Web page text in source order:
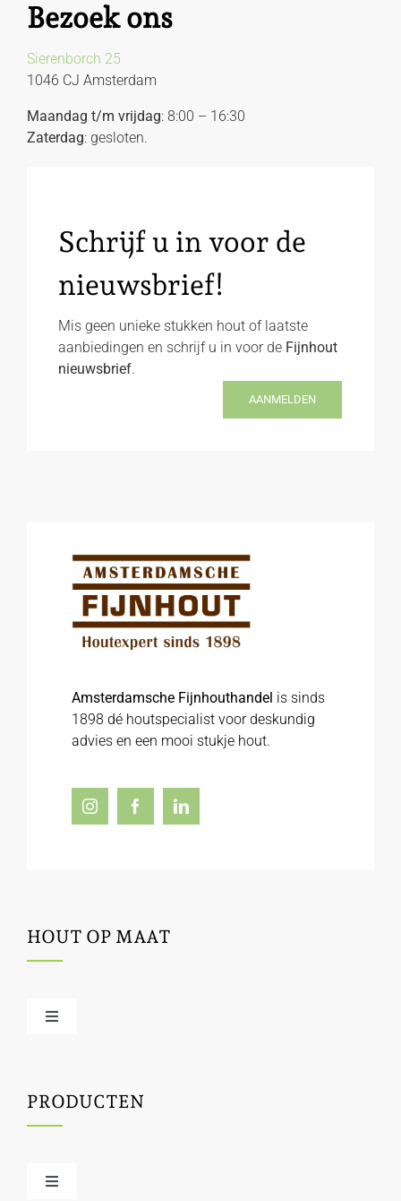
Bezoek ons
Sierenborch 25
1046 CJ Amsterdam
Maandag t/m vrijdag: 8:00 – 16:30
Zaterdag: gesloten.
Schrijf u in voor de
nieuwsbrief!
Mis geen unieke stukken hout of laatste
aanbiedingen en schrijf u in voor de Fijnhout
nieuwsbrief.
AANMELDEN
Amsterdamsche Fijnhouthandel is sinds
1898 dé houtspecialist voor deskundig
advies en een mooi stukje hout.
HOUT OP MAAT
Toggle
Houtbewerking
Houtinfo
PRODUCTEN
Toggle